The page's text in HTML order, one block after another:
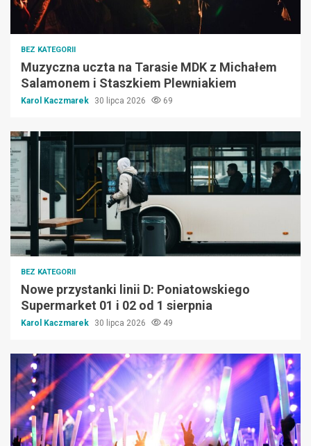
BEZ KATEGORII
Muzyczna uczta na Tarasie MDK z Michałem
Salamonem i Staszkiem Plewniakiem
Karol Kaczmarek 30 lipca 2026 69
BEZ KATEGORII
Nowe przystanki linii D: Poniatowskiego
Supermarket 01 i 02 od 1 sierpnia
Karol Kaczmarek 30 lipca 2026 49